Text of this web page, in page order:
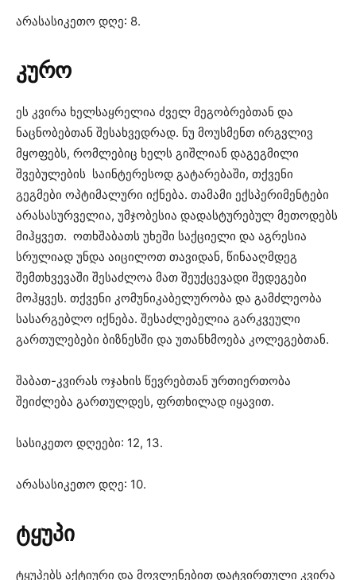
არასასიკეთო დღე: 8.
კურო
ეს კვირა ხელსაყრელია ძველ მეგობრებთან და
ნაცნობებთან შესახვედრად. ნუ მოუსმენთ ირგვლივ
მყოფებს, რომლებიც ხელს გიშლიან დაგეგმილი
შვებულების საინტერესოდ გატარებაში, თქვენი
გეგმები ოპტიმალური იქნება. თამამი ექსპერიმენტები
არასასურველია, უმჯობესია დადასტურებულ მეთოდებს
მიჰყვეთ. ოთხშაბათს უხეში საქციელი და აგრესია
სრულიად უნდა აიცილოთ თავიდან, წინააღმდეგ
შემთხვევაში შესაძლოა მათ შეუქცევადი შედეგები
მოჰყვეს. თქვენი კომუნიკაბელურობა და გამძლეობა
სასარგებლო იქნება. შესაძლებელია გარკვეული
გართულებები ბიზნესში და უთანხმოება კოლეგებთან.
შაბათ-კვირას ოჯახის წევრებთან ურთიერთობა
შეიძლება გართულდეს, ფრთხილად იყავით.
სასიკეთო დღეები: 12, 13.
არასასიკეთო დღე: 10.
ტყუპი
ტყუპებს აქტიური და მოვლენებით დატვირთული კვირა